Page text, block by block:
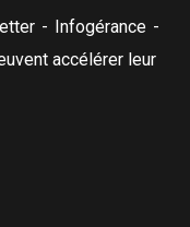
Infogérance
accélérer leur